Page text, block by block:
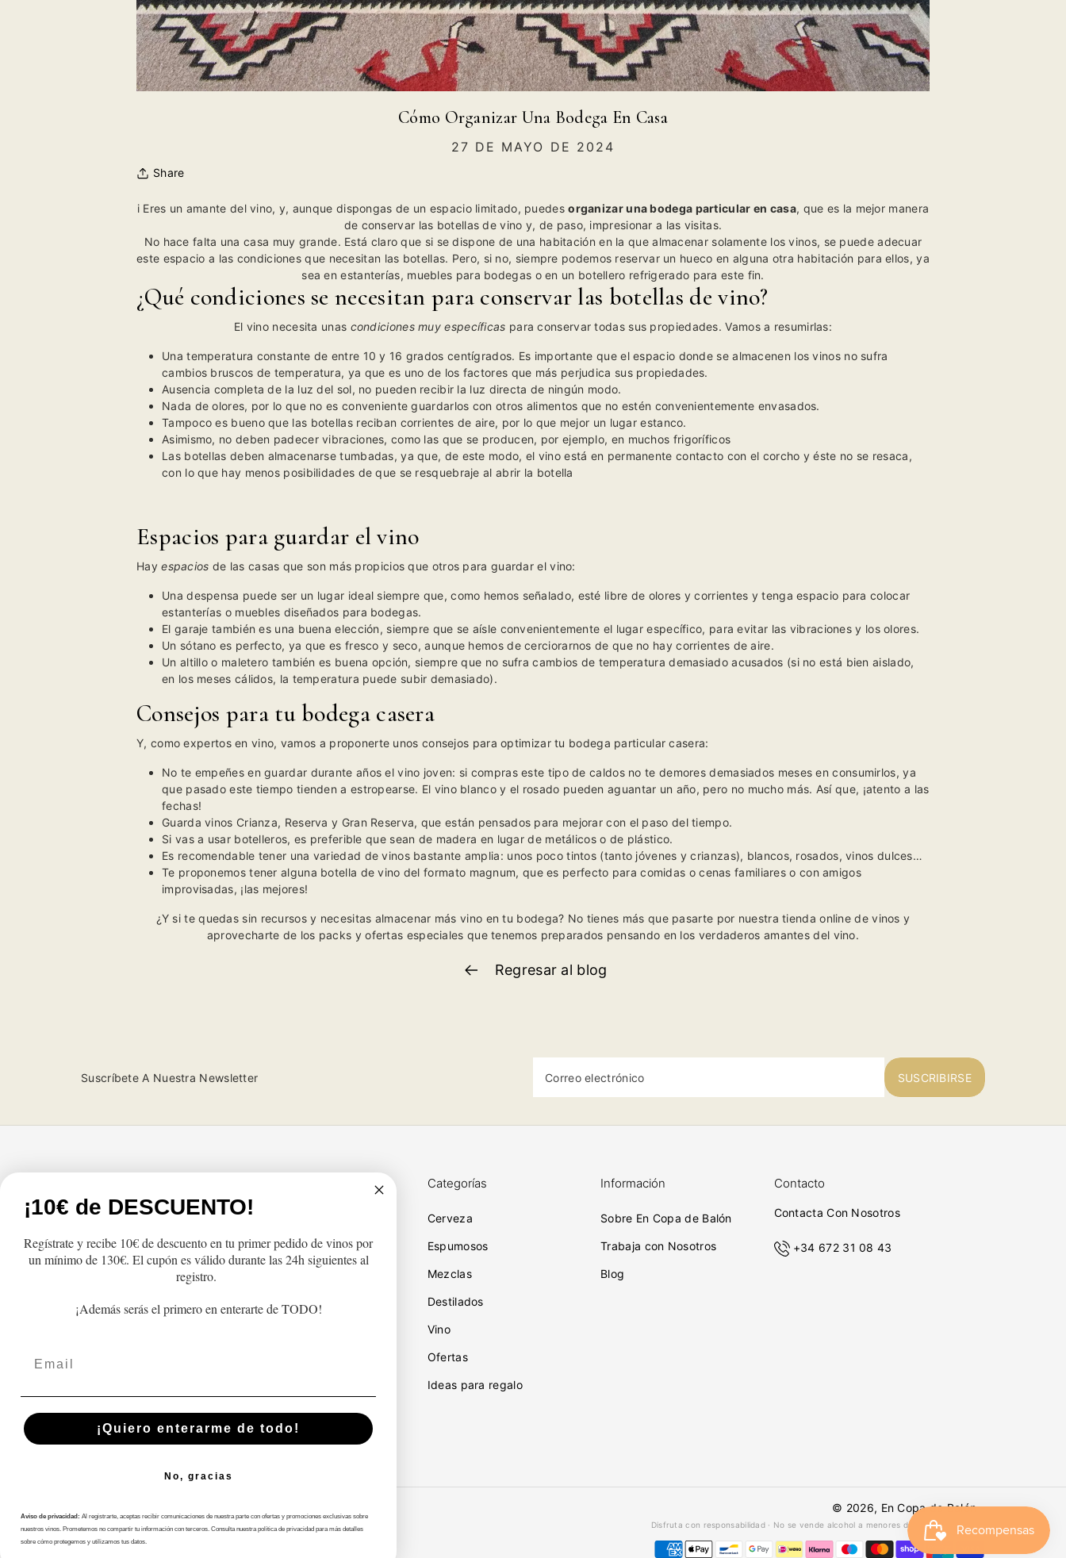
Cómo Organizar Una Bodega En Casa
27 DE MAYO DE 2024
Share
i Eres un amante del vino, y, aunque dispongas de un espacio limitado, puedes organizar una bodega particular en casa, que es la mejor manera
de conservar las botellas de vino y, de paso, impresionar a las visitas.
No hace falta una casa muy grande. Está claro que si se dispone de una habitación en la que almacenar solamente los vinos, se puede adecuar
este espacio a las condiciones que necesitan las botellas. Pero, si no, siempre podemos reservar un hueco en alguna otra habitación para ellos, ya
sea en estanterías, muebles para bodegas o en un botellero refrigerado para este fin.
¿Qué condiciones se necesitan para conservar las botellas de vino?
El vino necesita unas condiciones muy específicas para conservar todas sus propiedades. Vamos a resumirlas:
Una temperatura constante de entre 10 y 16 grados centígrados. Es importante que el espacio donde se almacenen los vinos no sufra
cambios bruscos de temperatura, ya que es uno de los factores que más perjudica sus propiedades.
Ausencia completa de la luz del sol, no pueden recibir la luz directa de ningún modo.
Nada de olores, por lo que no es conveniente guardarlos con otros alimentos que no estén convenientemente envasados.
Tampoco es bueno que las botellas reciban corrientes de aire, por lo que mejor un lugar estanco.
Asimismo, no deben padecer vibraciones, como las que se producen, por ejemplo, en muchos frigoríficos
Las botellas deben almacenarse tumbadas, ya que, de este modo, el vino está en permanente contacto con el corcho y éste no se resaca,
con lo que hay menos posibilidades de que se resquebraje al abrir la botella
Espacios para guardar el vino
Hay espacios de las casas que son más propicios que otros para guardar el vino:
Una despensa puede ser un lugar ideal siempre que, como hemos señalado, esté libre de olores y corrientes y tenga espacio para colocar
estanterías o muebles diseñados para bodegas.
El garaje también es una buena elección, siempre que se aísle convenientemente el lugar específico, para evitar las vibraciones y los olores.
Un sótano es perfecto, ya que es fresco y seco, aunque hemos de cerciorarnos de que no hay corrientes de aire.
Un altillo o maletero también es buena opción, siempre que no sufra cambios de temperatura demasiado acusados (si no está bien aislado,
en los meses cálidos, la temperatura puede subir demasiado).
Consejos para tu bodega casera
Y, como expertos en vino, vamos a proponerte unos consejos para optimizar tu bodega particular casera:
No te empeñes en guardar durante años el vino joven: si compras este tipo de caldos no te demores demasiados meses en consumirlos, ya
que pasado este tiempo tienden a estropearse. El vino blanco y el rosado pueden aguantar un año, pero no mucho más. Así que, ¡atento a las
fechas!
Guarda vinos Crianza, Reserva y Gran Reserva, que están pensados para mejorar con el paso del tiempo.
Si vas a usar botelleros, es preferible que sean de madera en lugar de metálicos o de plástico.
Es recomendable tener una variedad de vinos bastante amplia: unos poco tintos (tanto jóvenes y crianzas), blancos, rosados, vinos dulces…
Te proponemos tener alguna botella de vino del formato magnum, que es perfecto para comidas o cenas familiares o con amigos
improvisadas, ¡las mejores!
¿Y si te quedas sin recursos y necesitas almacenar más vino en tu bodega? No tienes más que pasarte por nuestra tienda online de vinos y
aprovecharte de los packs y ofertas especiales que tenemos preparados pensando en los verdaderos amantes del vino.
Regresar al blog
Suscríbete A Nuestra Newsletter Correo electrónico SUSCRIBIRSE
Productos
Lo más vendido Cambios y Devoluciones
Recogida
Blog
Categorías
Cerveza
Espumosos
Mezclas
Destilados
Vino
Ofertas
Ideas para regalo
Información
Sobre En Copa de Balón
Trabaja con Nosotros
Blog
Contacto
Contacta Con Nosotros
+34 672 31 08 43
Español
© 2026, En Copa de Balón -
Disfruta con responsabilidad · No se vende alcohol a menores de 18 años · febe.es
¡10€ de DESCUENTO!
Regístrate y recibe 10€ de descuento en tu primer pedido de vinos por
un mínimo de 130€. El cupón es válido durante las 24h siguientes al
registro.
¡Además serás el primero en enterarte de TODO!
¡Quiero enterarme de todo!
No, gracias
Aviso de privacidad: Al registrarte, aceptas recibir comunicaciones de nuestra parte con ofertas y promociones exclusivas sobre
nuestros vinos. Prometemos no compartir tu información con terceros. Consulta nuestra política de privacidad para más detalles
sobre cómo protegemos y utilizamos tus datos.